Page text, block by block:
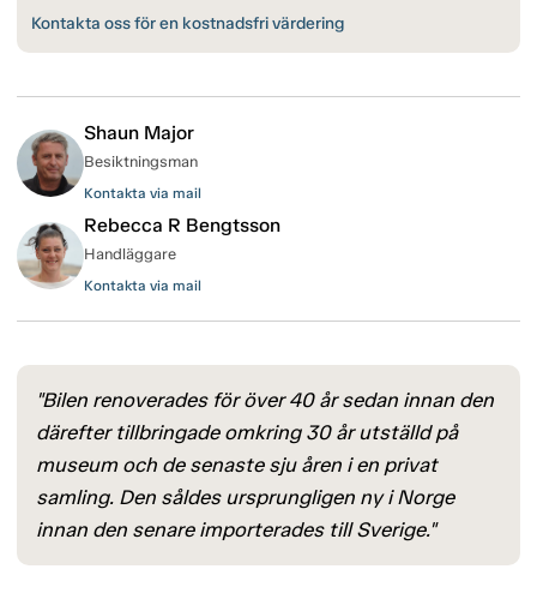
Kontakta oss för en kostnadsfri värdering
Shaun Major
Besiktningsman
Kontakta via mail
Rebecca R Bengtsson
Handläggare
Kontakta via mail
"Bilen renoverades för över 40 år sedan innan den
därefter tillbringade omkring 30 år utställd på
museum och de senaste sju åren i en privat
samling. Den såldes ursprungligen ny i Norge
innan den senare importerades till Sverige."